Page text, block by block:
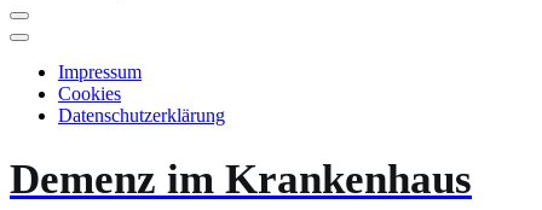
Impressum
Cookies
Datenschutzerklärung
Demenz im Krankenhaus